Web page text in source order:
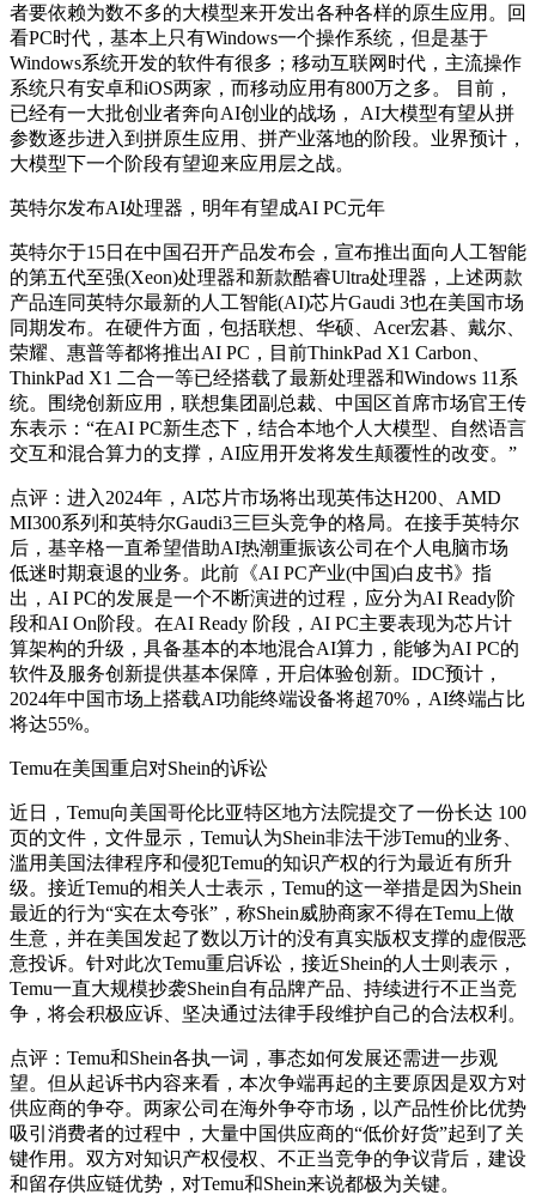
者要依赖为数不多的大模型来开发出各种各样的原生应用。回
看PC时代，基本上只有Windows一个操作系统，但是基于
Windows系统开发的软件有很多；移动互联网时代，主流操作
系统只有安卓和iOS两家，而移动应用有800万之多。 目前，
已经有一大批创业者奔向AI创业的战场， AI大模型有望从拼
参数逐步进入到拼原生应用、拼产业落地的阶段。业界预计，
大模型下一个阶段有望迎来应用层之战。
英特尔发布AI处理器，明年有望成AI PC元年
英特尔于15日在中国召开产品发布会，宣布推出面向人工智能
的第五代至强(Xeon)处理器和新款酷睿Ultra处理器，上述两款
产品连同英特尔最新的人工智能(AI)芯片Gaudi 3也在美国市场
同期发布。在硬件方面，包括联想、华硕、Acer宏碁、戴尔、
荣耀、惠普等都将推出AI PC，目前ThinkPad X1 Carbon、
ThinkPad X1 二合一等已经搭载了最新处理器和Windows 11系
统。围绕创新应用，联想集团副总裁、中国区首席市场官王传
东表示：“在AI PC新生态下，结合本地个人大模型、自然语言
交互和混合算力的支撑，AI应用开发将发生颠覆性的改变。”
点评：进入2024年，AI芯片市场将出现英伟达H200、AMD
MI300系列和英特尔Gaudi3三巨头竞争的格局。在接手英特尔
后，基辛格一直希望借助AI热潮重振该公司在个人电脑市场
低迷时期衰退的业务。此前《AI PC产业(中国)白皮书》指
出，AI PC的发展是一个不断演进的过程，应分为AI Ready阶
段和AI On阶段。在AI Ready 阶段，AI PC主要表现为芯片计
算架构的升级，具备基本的本地混合AI算力，能够为AI PC的
软件及服务创新提供基本保障，开启体验创新。IDC预计，
2024年中国市场上搭载AI功能终端设备将超70%，AI终端占比
将达55%。
Temu在美国重启对Shein的诉讼
近日，Temu向美国哥伦比亚特区地方法院提交了一份长达 100
页的文件，文件显示，Temu认为Shein非法干涉Temu的业务、
滥用美国法律程序和侵犯Temu的知识产权的行为最近有所升
级。接近Temu的相关人士表示，Temu的这一举措是因为Shein
最近的行为“实在太夸张”，称Shein威胁商家不得在Temu上做
生意，并在美国发起了数以万计的没有真实版权支撑的虚假恶
意投诉。针对此次Temu重启诉讼，接近Shein的人士则表示，
Temu一直大规模抄袭Shein自有品牌产品、持续进行不正当竞
争，将会积极应诉、坚决通过法律手段维护自己的合法权利。
点评：Temu和Shein各执一词，事态如何发展还需进一步观
望。但从起诉书内容来看，本次争端再起的主要原因是双方对
供应商的争夺。两家公司在海外争夺市场，以产品性价比优势
吸引消费者的过程中，大量中国供应商的“低价好货”起到了关
键作用。双方对知识产权侵权、不正当竞争的争议背后，建设
和留存供应链优势，对Temu和Shein来说都极为关键。